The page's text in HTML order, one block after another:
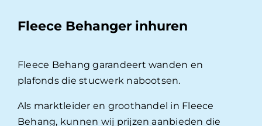
Fleece Behanger inhuren
Fleece Behang garandeert wanden en
plafonds die stucwerk nabootsen.
Als marktleider en groothandel in Fleece
Behang, kunnen wij prijzen aanbieden die